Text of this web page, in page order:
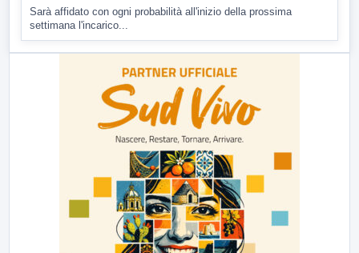
Sarà affidato con ogni probabilità all'inizio della prossima
settimana l'incarico...